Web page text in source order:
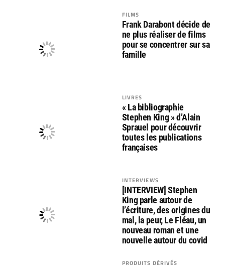
FILMS
Frank Darabont décide de
ne plus réaliser de films
pour se concentrer sur sa
famille
LIVRES
« La bibliographie
Stephen King » d’Alain
Sprauel pour découvrir
toutes les publications
françaises
INTERVIEWS
[INTERVIEW] Stephen
King parle autour de
l’écriture, des origines du
mal, la peur, Le Fléau, un
nouveau roman et une
nouvelle autour du covid
PRODUITS DÉRIVÉS